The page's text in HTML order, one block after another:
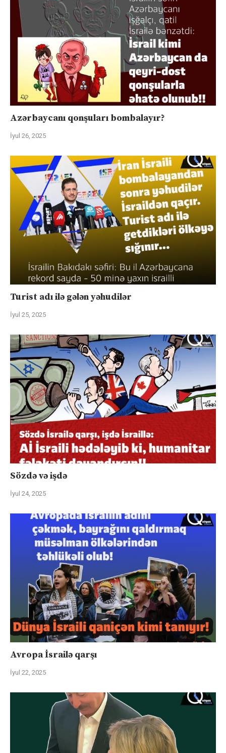
Azərbaycanı qonşuları bombalayır?
İyul 26, 2025
Turist adı ilə gələn yəhudilər
İyul 25, 2025
Sözdə və işdə
İyul 24, 2025
Avropa İsrailə qarşı
İyul 22, 2025